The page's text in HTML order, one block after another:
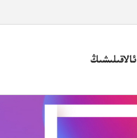
ئالاقىلىشىڭ